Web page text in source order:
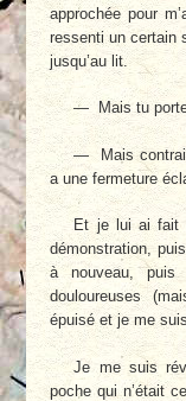
approchée pour
ressenti un certain
jusqu’au lit.
— Mais tu
— Mais
a une fermeture
Et je lui ai fait
démonstration,
à nouveau, puis
douloureuses
épuisé et je me
Je me suis
poche qui n’était